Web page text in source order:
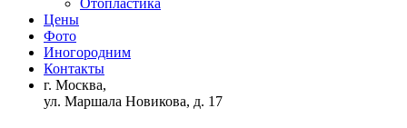
Отопластика
Цены
Фото
Иногородним
Контакты
г. Москва,
ул. Маршала Новикова, д. 17